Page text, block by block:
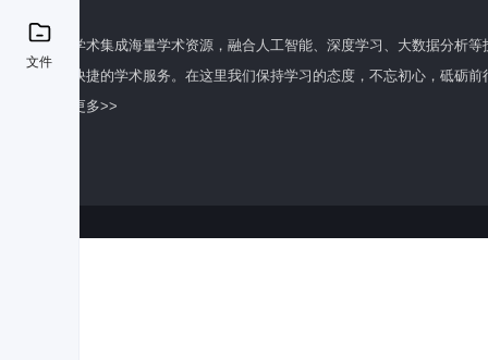
文件
百度学术集成海量学术资源，融合人工智能、深度学习、大数据分析
全面快捷的学术服务。在这里我们保持学习的态度，不忘初心，砥砺前
了解更多>>